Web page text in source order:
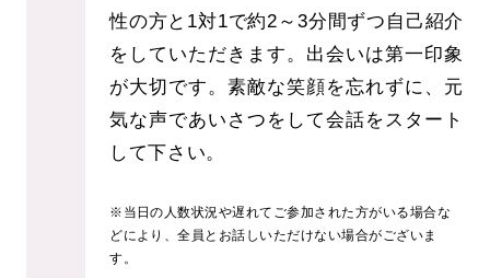
性の方と1対1で約2～3分間ずつ自己紹介
をしていただきます。出会いは第一印象
が大切です。素敵な笑顔を忘れずに、元
気な声であいさつをして会話をスタート
して下さい。
※当日の人数状況や遅れてご参加された方がいる場合な
どにより、全員とお話しいただけない場合がございま
す。